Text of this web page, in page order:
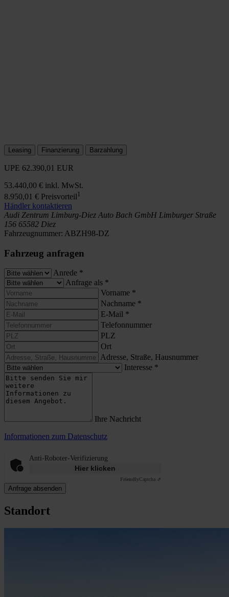
Leasing Finanzierung Barzahlung
UPE 62.390,01 EUR
53.440,00 € inkl. MwSt.
8.950,01 € Preisvorteil1
Händler kontaktieren
Audi Zentrum Limburg-Diez Auto Bach GmbH Limburger Straße
156 65582 Diez
Fahrzeugnummer: ABZH98-DZ
Fahrzeug anfragen
Anrede *
Anfrage als *
Vorname *
Nachname *
E-Mail *
Telefonnummer
PLZ
Ort
Adresse, Straße, Hausnummer
Interesse *
Ihre Nachricht
Informationen zum Datenschutz
Anti-Roboter-Verifizierung
Hier klicken
FriendlyCaptcha ⇗
Anfrage absenden
Standort